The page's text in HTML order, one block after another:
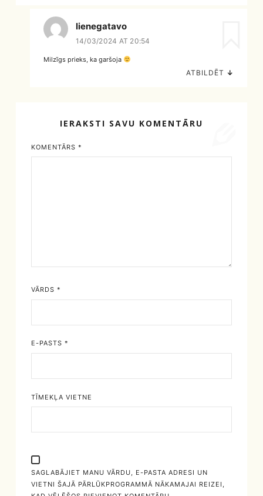
lienegatavo
14/03/2024 AT 20:54
Milzīgs prieks, ka garšoja
ATBILDĒT ↓
IERAKSTI SAVU KOMENTĀRU
KOMENTĀRS *
VĀRDS *
E-PASTS *
TĪMEKĻA VIETNE
SAGLABĀJIET MANU VĀRDU, E-PASTA ADRESI UN
VIETNI ŠAJĀ PĀRLŪKPROGRAMMĀ NĀKAMAJAI REIZEI,